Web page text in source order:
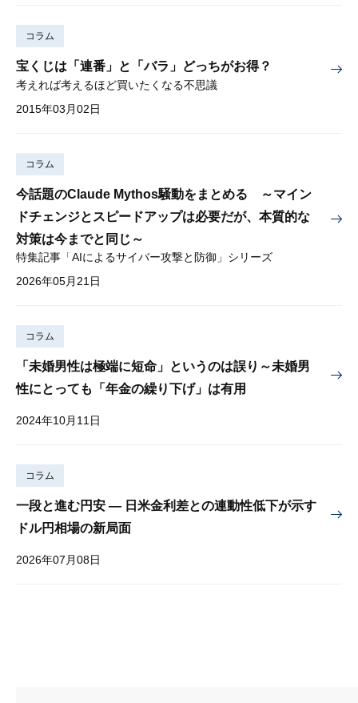
コラム
宝くじは「連番」と「バラ」どっちがお得？
考えれば考えるほど買いたくなる不思議
2015年03月02日
コラム
今話題のClaude Mythos騒動をまとめる ～マイン
ドチェンジとスピードアップは必要だが、本質的な
対策は今までと同じ～
特集記事「AIによるサイバー攻撃と防御」シリーズ
2026年05月21日
コラム
「未婚男性は極端に短命」というのは誤り～未婚男
性にとっても「年金の繰り下げ」は有用
2024年10月11日
コラム
一段と進む円安 — 日米金利差との連動性低下が示す
ドル円相場の新局面
2026年07月08日